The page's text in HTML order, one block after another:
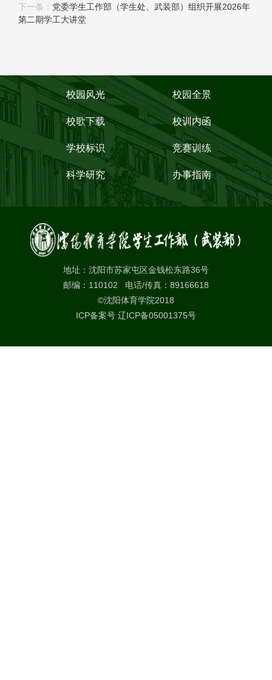
下一条： 党委学生工作部（学生处、武装部）组织开展2026年
第二期学工大讲堂
校园风光 校园全景
校歌下载 校训内函
学校标识 竞赛训练
科学研究 办事指南
地址：沈阳市苏家屯区金钱松东路36号
邮编：110102 电话/传真：89166618
©沈阳体育学院2018
ICP备案号 辽ICP备05001375号